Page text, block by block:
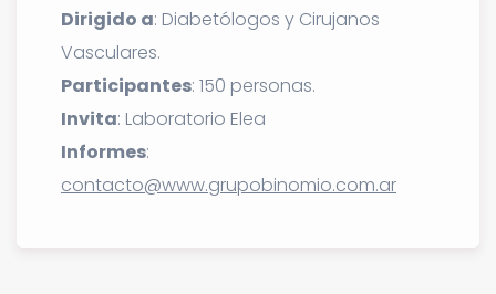
Dirigido a: Diabetólogos y Cirujanos
Vasculares.
Participantes: 150 personas.
Invita: Laboratorio Elea
Informes:
contacto@www.grupobinomio.com.ar